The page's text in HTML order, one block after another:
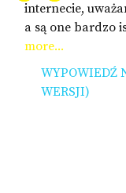
internecie,
a są one bardzo
more...
WYPOWIEDŹ
WERSJI)